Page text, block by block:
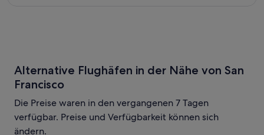
Alternative Flughäfen in der Nähe von San
Francisco
Die Preise waren in den vergangenen 7 Tagen
verfügbar. Preise und Verfügbarkeit können sich
ändern.